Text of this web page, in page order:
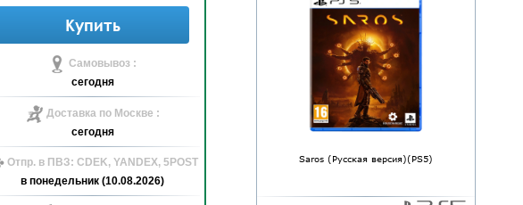
Купить
Самовывоз :
сегодня
Доставка по Москве :
сегодня
Отпр. в ПВЗ: CDEK, YANDEX, 5POST
в понедельник (10.08.2026)
Saros (Русская версия)(PS5)